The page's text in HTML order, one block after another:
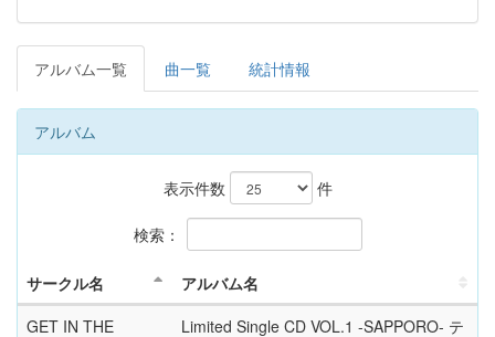
アルバム一覧 曲一覧 統計情報
アルバム
表示件数 件
検索：
サークル名
アルバム名
GET IN THE
Limited Single CD VOL.1 -SAPPORO- テ